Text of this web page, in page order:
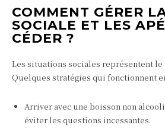
COMMENT GÉRER
SOCIALE ET LES
CÉDER ?
Les situations sociales représentent
Quelques stratégies qui fonctionnent
Arriver avec une boisson non
éviter les questions incessantes.